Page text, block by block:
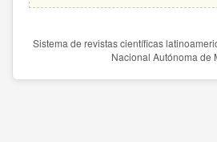
Sistema de revistas científicas
Nacional Autónoma de